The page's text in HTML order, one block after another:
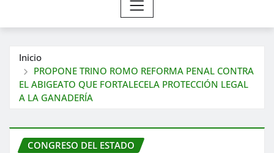
Inicio
PROPONE TRINO ROMO REFORMA PENAL CONTRA
EL ABIGEATO QUE FORTALECELA PROTECCIÓN LEGAL
A LA GANADERÍA
CONGRESO DEL ESTADO